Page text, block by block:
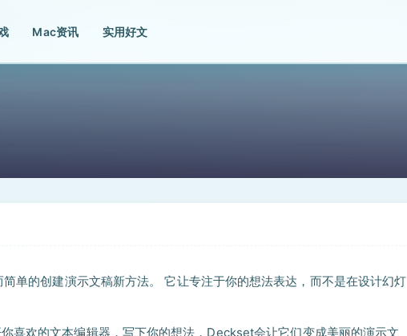
Mac资讯 实用好文
单的创建演示文稿新方法。 它让专注于你的想法表达，而不是在设计幻灯
喜欢的文本编辑器，写下你的想法，Deckset会让它们变成美丽的演示文